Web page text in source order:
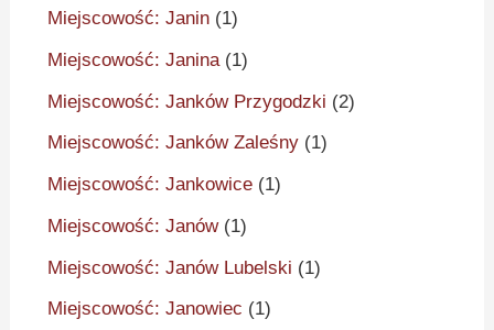
Miejscowość: Janin (1)
Miejscowość: Janina (1)
Miejscowość: Janków Przygodzki (2)
Miejscowość: Janków Zaleśny (1)
Miejscowość: Jankowice (1)
Miejscowość: Janów(1)
Miejscowość: Janów Lubelski (1)
Miejscowość: Janowiec (1)